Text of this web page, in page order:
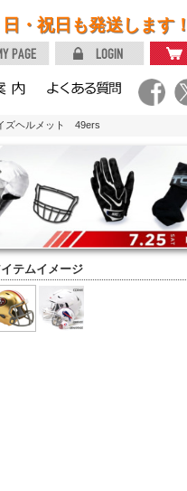
・祝日も発送します！
ヘルメット 49ers
テムイメージ